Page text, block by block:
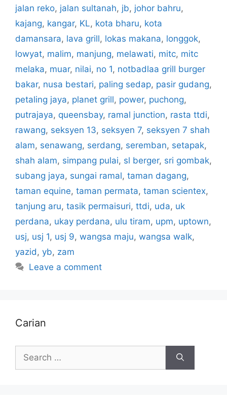
jalan reko, jalan sultanah, jb, johor bahru,
kajang, kangar, KL, kota bharu, kota
damansara, lava grill, lokas makana, longgok,
lowyat, malim, manjung, melawati, mitc, mitc
melaka, muar, nilai, no 1, notbadlaa grill burger
bakar, nusa bestari, paling sedap, pasir gudang,
petaling jaya, planet grill, power, puchong,
putrajaya, queensbay, ramal junction, rasta ttdi,
rawang, seksyen 13, seksyen 7, seksyen 7 shah
alam, senawang, serdang, seremban, setapak,
shah alam, simpang pulai, sl berger, sri gombak,
subang jaya, sungai ramal, taman dagang,
taman equine, taman permata, taman scientex,
tanjung aru, tasik permaisuri, ttdi, uda, uk
perdana, ukay perdana, ulu tiram, upm, uptown,
usj, usj 1, usj 9, wangsa maju, wangsa walk,
yazid , yb, zam
Leave a comment
Carian
for: